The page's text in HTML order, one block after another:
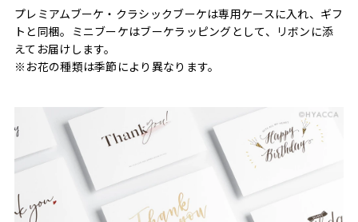
プレミアムブーケ・クラシックブーケは専用ケースに入れ、ギフ
トと同梱。ミニブーケはブーケラッピングとして、リボンに添
えてお届けします。
※お花の種類は季節により異なります。